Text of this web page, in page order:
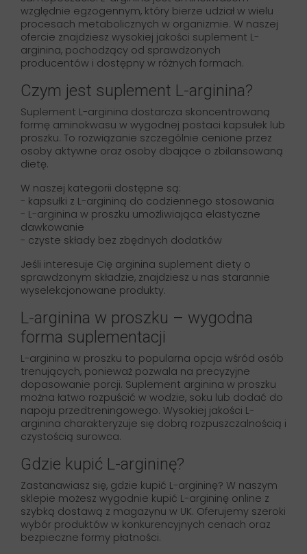
względnie egzogennym, który bierze udział w wielu
procesach metabolicznych w organizmie. W naszej
ofercie znajdziesz wysokiej jakości suplement L-
arginina, pochodzący od sprawdzonych
producentów i dostępny w różnych formach.
Czym jest suplement L-arginina?
Suplement L-arginina dostarcza skoncentrowaną
formę aminokwasu w wygodnej postaci kapsułek lub
proszku. To rozwiązanie szczególnie cenione przez
osoby aktywne oraz osoby dbające o zbilansowaną
dietę.
W naszej kategorii dostępne są:
- kapsułki z L-argininą do codziennego stosowania
- L-arginina w proszku umożliwiająca elastyczne
dawkowanie
- czyste składy bez zbędnych dodatków
Jeśli interesuje Cię arginina suplement diety o
sprawdzonym składzie, znajdziesz u nas starannie
wyselekcjonowane produkty.
L-arginina w proszku – wygodna
forma suplementacji
L-arginina w proszku to popularna opcja wśród osób
trenujących, ponieważ pozwala na precyzyjne
dopasowanie porcji. Suplement arginina w proszku
można łatwo rozpuścić w wodzie, soku lub dodać do
napoju przedtreningowego. Wysokiej jakości L-
arginina charakteryzuje się dobrą rozpuszczalnością i
czystością surowca.
Gdzie kupić L-argininę?
Zastanawiasz się, gdzie kupić L-argininę? W naszym
sklepie możesz wygodnie kupić L-argininę online z
szybką dostawą z magazynu w UK. Oferujemy szeroki
wybór produktów w konkurencyjnych cenach oraz
bezpieczne formy płatności.